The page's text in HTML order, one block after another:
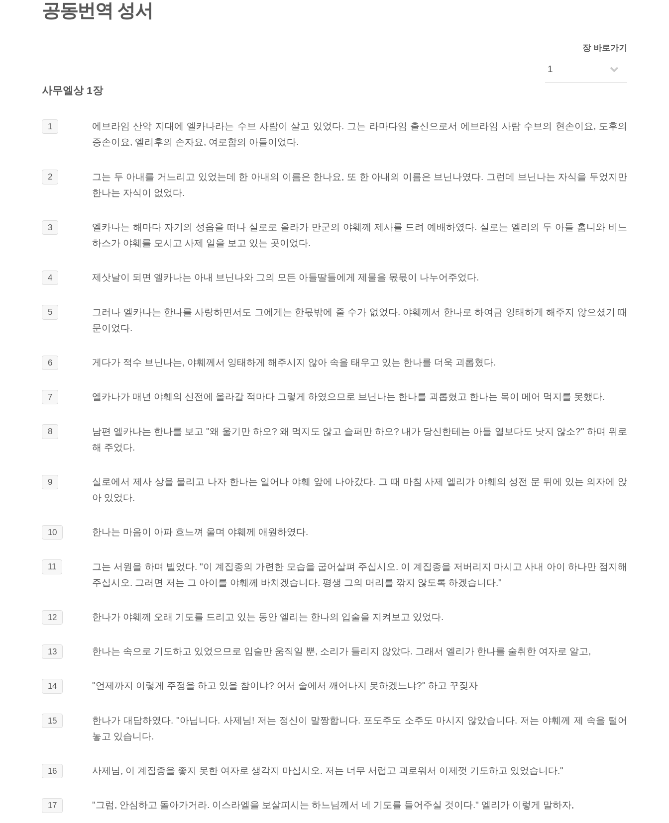
공동번역 성서
장 바로가기
사무엘상 1장
1
에브라임 산악 지대에 엘카나라는 수브 사람이 살고 있었다. 그는 라마다임 출신으로서 에브라임 사람 수브의 현손이요, 도후의
증손이요, 엘리후의 손자요, 여로함의 아들이었다.
2
그는 두 아내를 거느리고 있었는데 한 아내의 이름은 한나요, 또 한 아내의 이름은 브닌나였다. 그런데 브닌나는 자식을 두었지만
한나는 자식이 없었다.
3
엘카나는 해마다 자기의 성읍을 떠나 실로로 올라가 만군의 야훼께 제사를 드려 예배하였다. 실로는 엘리의 두 아들 홉니와 비느
하스가 야훼를 모시고 사제 일을 보고 있는 곳이었다.
4 제삿날이 되면 엘카나는 아내 브닌나와 그의 모든 아들딸들에게 제물을 몫몫이 나누어주었다.
5
그러나 엘카나는 한나를 사랑하면서도 그에게는 한몫밖에 줄 수가 없었다. 야훼께서 한나로 하여금 잉태하게 해주지 않으셨기 때
문이었다.
6 게다가 적수 브닌나는, 야훼께서 잉태하게 해주시지 않아 속을 태우고 있는 한나를 더욱 괴롭혔다.
7 엘카나가 매년 야훼의 신전에 올라갈 적마다 그렇게 하였으므로 브닌나는 한나를 괴롭혔고 한나는 목이 메어 먹지를 못했다.
8
남편 엘카나는 한나를 보고 "왜 울기만 하오? 왜 먹지도 않고 슬퍼만 하오? 내가 당신한테는 아들 열보다도 낫지 않소?" 하며 위로
해 주었다.
9
실로에서 제사 상을 물리고 나자 한나는 일어나 야훼 앞에 나아갔다. 그 때 마침 사제 엘리가 야훼의 성전 문 뒤에 있는 의자에 앉
아 있었다.
10 한나는 마음이 아파 흐느껴 울며 야훼께 애원하였다.
11
그는 서원을 하며 빌었다. "이 계집종의 가련한 모습을 굽어살펴 주십시오. 이 계집종을 저버리지 마시고 사내 아이 하나만 점지해
주십시오. 그러면 저는 그 아이를 야훼께 바치겠습니다. 평생 그의 머리를 깎지 않도록 하겠습니다."
12 한나가 야훼께 오래 기도를 드리고 있는 동안 엘리는 한나의 입술을 지켜보고 있었다.
13 한나는 속으로 기도하고 있었으므로 입술만 움직일 뿐, 소리가 들리지 않았다. 그래서 엘리가 한나를 술취한 여자로 알고,
14 "언제까지 이렇게 주정을 하고 있을 참이냐? 어서 술에서 깨어나지 못하겠느냐?" 하고 꾸짖자
15
한나가 대답하였다. "아닙니다. 사제님! 저는 정신이 말짱합니다. 포도주도 소주도 마시지 않았습니다. 저는 야훼께 제 속을 털어
놓고 있습니다.
16 사제님, 이 계집종을 좋지 못한 여자로 생각지 마십시오. 저는 너무 서럽고 괴로워서 이제껏 기도하고 있었습니다."
17 "그럼, 안심하고 돌아가거라. 이스라엘을 보살피시는 하느님께서 네 기도를 들어주실 것이다." 엘리가 이렇게 말하자,